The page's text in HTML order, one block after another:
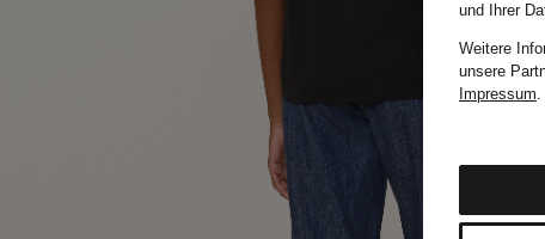
und Ihrer
Weitere
unsere
Impressum.